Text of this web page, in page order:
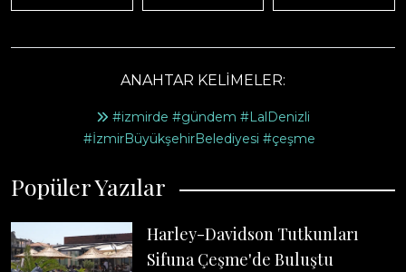
ANAHTAR KELİMELER:
#izmirde #gündem #LalDenizli
#İzmirBüyükşehirBelediyesi #çeşme
Popüler Yazılar
Harley-Davidson Tutkunları
Sifuna Çeşme'de Buluştu